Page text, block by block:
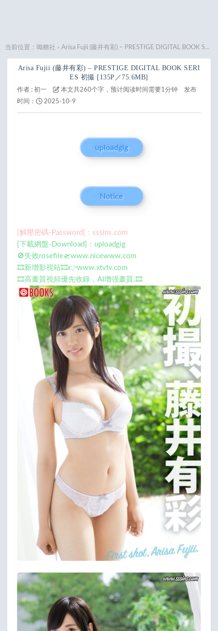
当前位置： 呦糖社 > Arisa Fujii (藤井有彩) – PRESTIGE DIGITAL BOOK SERIES 初撮 [135P／75.6MB]
Arisa Fujii (藤井有彩) – PRESTIGE DIGITAL BOOK SERI
ES 初撮 [135P／75.6MB]
作者 : 初一 本文共260个字，预计阅读时间需要1分钟
发布
时间：
2025-10-9
uploadgig
Notice
[解壓密碼-Password]：sssins.com
[下載網盤-Download]：uploadgig
🚫失效rosefile🛫www.nicewww.com
🎞️新增影視站🎞️👉www.xtvtv.com
🎞️高畫質視頻優先收錄，AI增强畫質.🎞️